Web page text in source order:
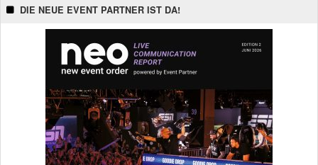
DIE NEUE EVENT PARTNER IST DA!